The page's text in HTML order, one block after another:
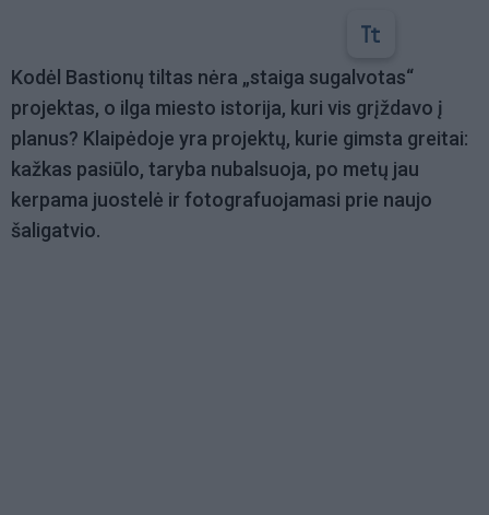
Kodėl Bastionų tiltas nėra „staiga sugalvotas“
projektas, o ilga miesto istorija, kuri vis grįždavo į
planus? Klaipėdoje yra projektų, kurie gimsta greitai:
kažkas pasiūlo, taryba nubalsuoja, po metų jau
kerpama juostelė ir fotografuojamasi prie naujo
šaligatvio.